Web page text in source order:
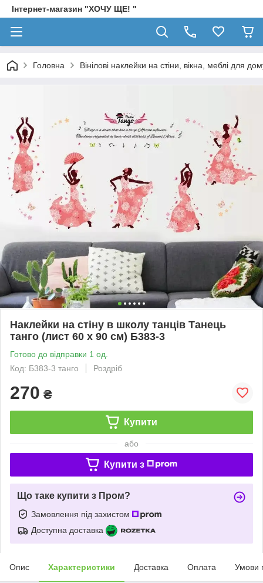
Інтернет-магазин "ХОЧУ ЩЕ! "
Головна Вінілові наклейки на стіни, вікна, меблі для
Наклейки на стіну в школу танців Танець
танго (лист 60 х 90 см) Б383-3
Готово до відправки 1 од.
Код: Б383-3 танго
Роздріб
270 ₴
Купити
або
Купити з
Що таке купити з Пром?
Замовлення під захистом
Доступна доставка
Опис Характеристики Доставка Оплата Умови